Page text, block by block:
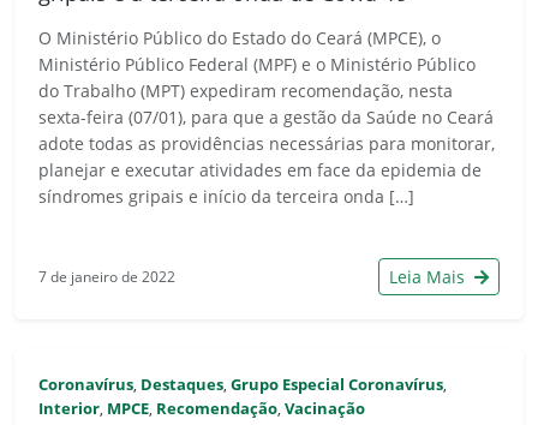
O Ministério Público do Estado do Ceará (MPCE), o
Ministério Público Federal (MPF) e o Ministério Público
do Trabalho (MPT) expediram recomendação, nesta
sexta-feira (07/01), para que a gestão da Saúde no Ceará
adote todas as providências necessárias para monitorar,
planejar e executar atividades em face da epidemia de
síndromes gripais e início da terceira onda […]
7 de janeiro de 2022 Leia Mais
Coronavírus, Destaques, Grupo Especial Coronavírus,
Interior, MPCE, Recomendação, Vacinação